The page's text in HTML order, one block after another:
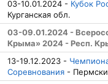
03-10.01.2024 - Кубок
Курганская обл.
03-09.01.2024 -
Крыма» 2024 - Респ.
13-19.12.2023 -
Соревнования -